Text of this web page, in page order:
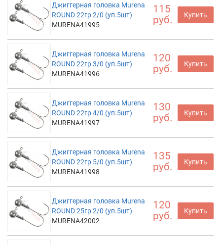
Джиггерная головка Murena
ROUND 22гр 2/0 (уп.5шт)
MURENA41995
115
руб.
Купить
Джиггерная головка Murena
ROUND 22гр 3/0 (уп.5шт)
MURENA41996
120
руб.
Купить
Джиггерная головка Murena
ROUND 22гр 4/0 (уп.5шт)
MURENA41997
130
руб.
Купить
Джиггерная головка Murena
ROUND 22гр 5/0 (уп.5шт)
MURENA41998
135
руб.
Купить
Джиггерная головка Murena
ROUND 25гр 2/0 (уп.5шт)
MURENA42002
120
руб.
Купить